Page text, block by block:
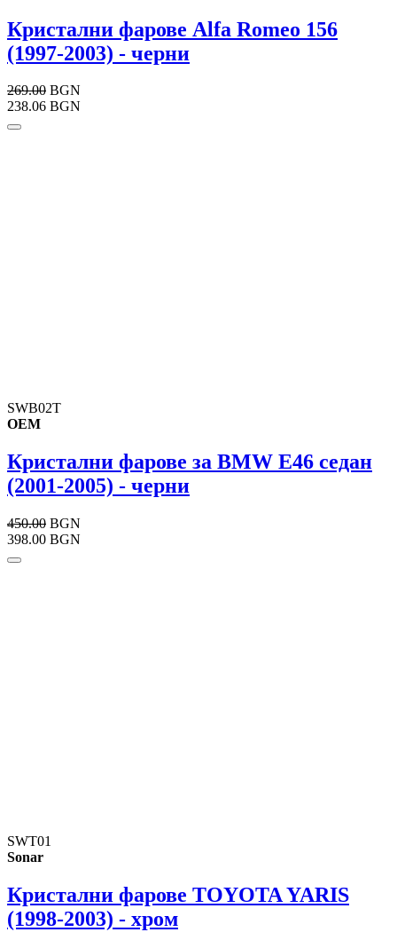
Кристални фарове Alfa Romeo 156
(1997-2003) - черни
269.00 BGN
238.06 BGN
SWB02T
OEM
Кристални фарове за BMW E46 седан
(2001-2005) - черни
450.00 BGN
398.00 BGN
SWT01
Sonar
Кристални фарове TOYOTA YARIS
(1998-2003) - хром